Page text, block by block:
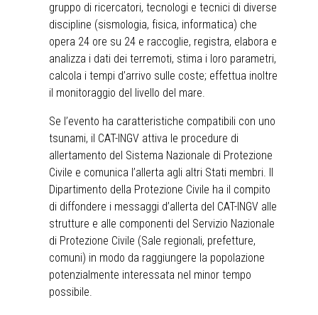
gruppo di ricercatori, tecnologi e tecnici di diverse
discipline (sismologia, fisica, informatica) che
opera 24 ore su 24 e raccoglie, registra, elabora e
analizza i dati dei terremoti, stima i loro parametri,
calcola i tempi d’arrivo sulle coste; effettua inoltre
il monitoraggio del livello del mare.
Se l’evento ha caratteristiche compatibili con uno
tsunami, il CAT-INGV attiva le procedure di
allertamento del Sistema Nazionale di Protezione
Civile e comunica l’allerta agli altri Stati membri. Il
Dipartimento della Protezione Civile ha il compito
di diffondere i messaggi d’allerta del CAT-INGV alle
strutture e alle componenti del Servizio Nazionale
di Protezione Civile (Sale regionali, prefetture,
comuni) in modo da raggiungere la popolazione
potenzialmente interessata nel minor tempo
possibile.